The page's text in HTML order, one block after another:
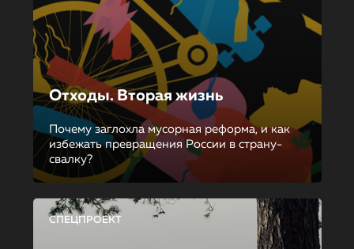
Отходы. Вторая жизнь
Почему заглохла мусорная реформа, и как
избежать превращения России в страну-
свалку?
СПЕЦПРОЕКТ